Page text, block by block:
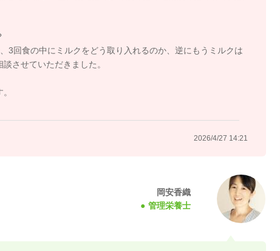
3回食の中にミルクをどう取り入れるのか、逆にもうミルクは
させていただきました。
2026/4/27 14:21
岡安香織
管理栄養士